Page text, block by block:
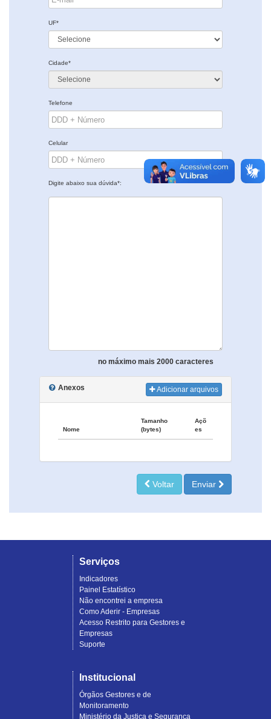
UF*
Cidade*
Telefone
Celular
Digite abaixo sua dúvida*:
no máximo mais 2000 caracteres
Anexos Adicionar arquivos
Nome
Tamanho
(bytes)
Açõ
es
Voltar Enviar
Serviços
Indicadores
Painel Estatístico
Não encontrei a empresa
Como Aderir - Empresas
Acesso Restrito para Gestores e
Empresas
Suporte
Institucional
Órgãos Gestores e de
Monitoramento
Ministério da Justiça e Segurança